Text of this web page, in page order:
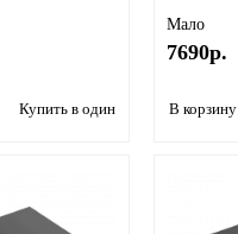
Купить в один клик
Мало
7690р.
В корзину